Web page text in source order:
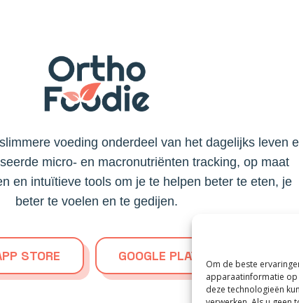
Om de beste
apparaatinformatie
deze technologieën
voeding onderdeel van het dagelijks leven
micro- en macronutriënten tracking, op maat
en intuïtieve tools om je te helpen beter te eten, je
beter te voelen en te gedijen.
STORE GOOGLE PLAY